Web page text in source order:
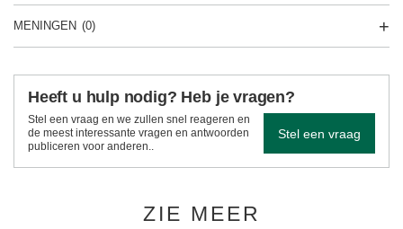
MENINGEN (0)
Heeft u hulp nodig? Heb je vragen?
Stel een vraag en we zullen snel reageren en
de meest interessante vragen en antwoorden
publiceren voor anderen..
Stel een vraag
ZIE MEER